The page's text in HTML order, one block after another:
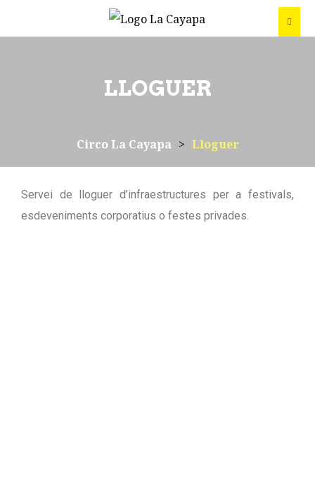
LLOGUER
Circo La Cayapa > Lloguer
Servei de lloguer d’infraestructures per a festivals,
esdeveniments corporatius o festes privades.